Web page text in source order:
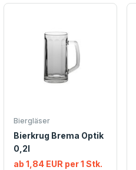
Biergläser
Bierkrug Brema Optik
0,2l
ab 1,84 EUR per 1 Stk.